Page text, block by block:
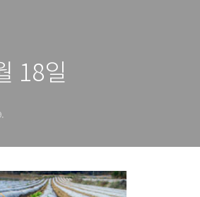
18일